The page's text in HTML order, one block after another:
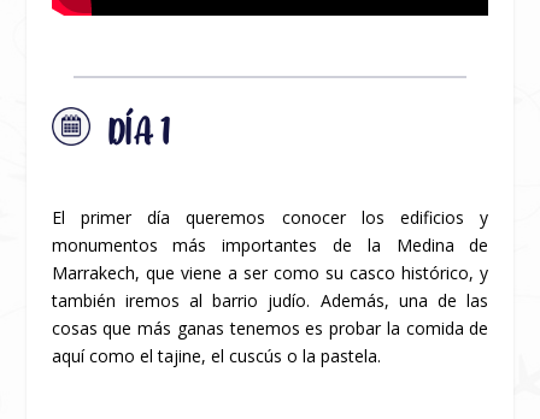
DÍA 1
El primer día queremos conocer los edificios y
monumentos más importantes de la Medina de
Marrakech, que viene a ser como su casco histórico, y
también iremos al barrio judío. Además, una de las
cosas que más ganas tenemos es probar la comida de
aquí como el tajine, el cuscús o la pastela.